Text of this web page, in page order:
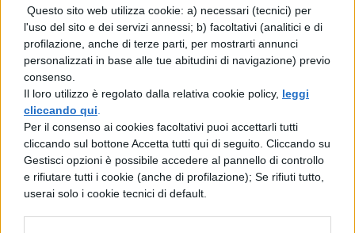
Questo sito web utilizza cookie: a) necessari (tecnici) per
l'uso del sito e dei servizi annessi; b) facoltativi (analitici e di
profilazione, anche di terze parti, per mostrarti annunci
personalizzati in base alle tue abitudini di navigazione) previo
consenso.
Il loro utilizzo è regolato dalla relativa cookie policy, leggi
cliccando qui
Per il consenso ai cookies facoltativi puoi accettarli tutti
cliccando sul bottone Accetta tutti qui di seguito. Cliccando su
Gestisci opzioni è possibile accedere al pannello di controllo
e rifiutare tutti i cookie (anche di profilazione); Se rifiuti tutto,
userai solo i cookie tecnici di default.
immagine e l'epigrafe?". Gli risposero: "di
Cesare". Allora disse loro: "Dunque, date a
Cesare quel che è di Cesare, e a Dio quel
che è di Dio". E udendo rimasero
meravigliati e, lasciatolo, se ne andarono.